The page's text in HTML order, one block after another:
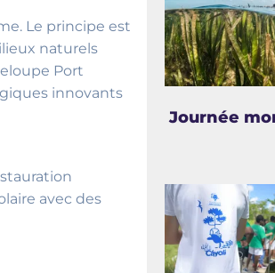
Le principe est
naturels
Port
innovants
avec des
Journée